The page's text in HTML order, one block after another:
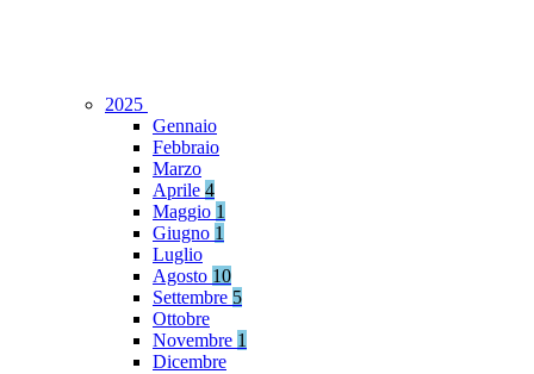
2025
Gennaio
Febbraio
Marzo
Aprile 4
Maggio 1
Giugno 1
Luglio
Agosto 10
Settembre 5
Ottobre
Novembre 1
Dicembre